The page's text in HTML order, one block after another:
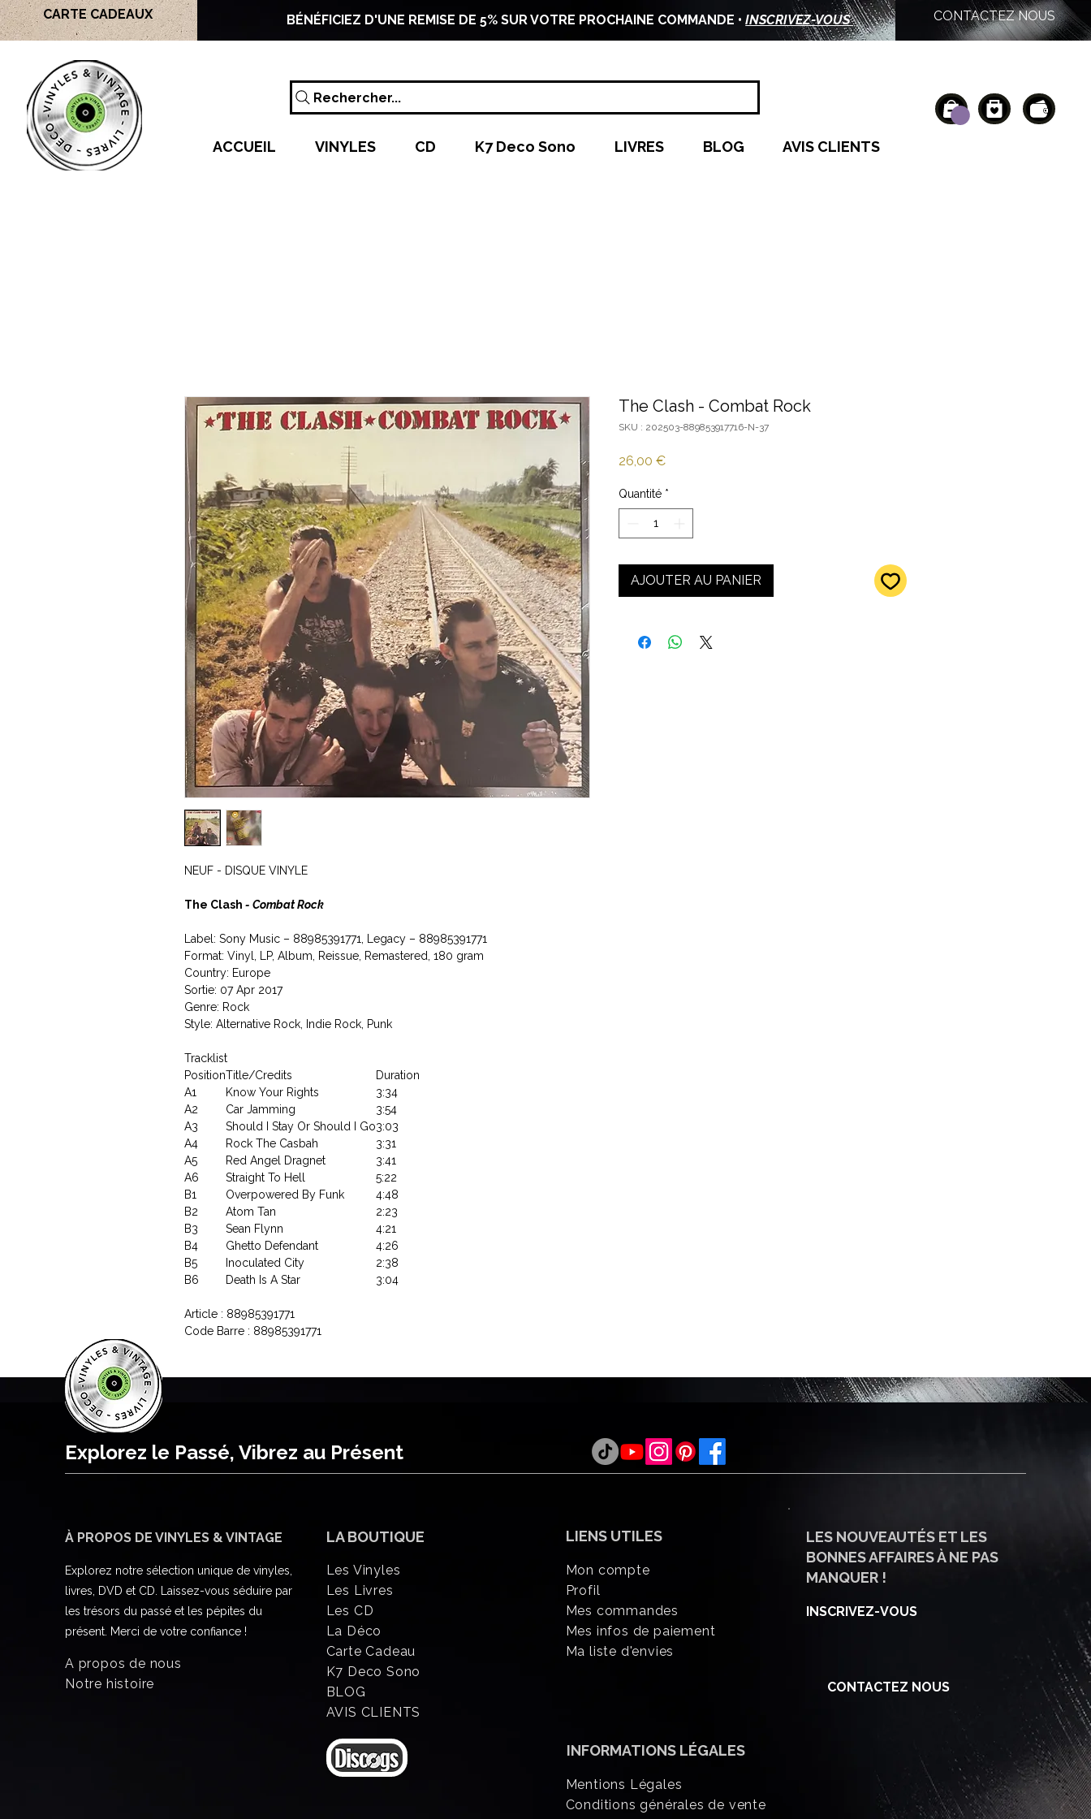
CARTE CADEAUX BÉNÉFICIEZ D'UNE REMISE DE 5% SUR VOTRE PROCHAINE COMMANDE •INSCRIVEZ-VOUS CONTACTEZ NOUS
Rechercher...
ACCUEIL VINYLES CD K7 Deco Sono LIVRES BLOG AVIS CLIENTS
NEUF - DISQUE VINYLE
The Clash - Combat Rock
Label: Sony Music ‎– 88985391771, Legacy ‎– 88985391771
Format: Vinyl, LP, Album, Reissue, Remastered, 180 gram
Country: Europe
Sortie: 07 Apr 2017
Genre: Rock
Style: Alternative Rock, Indie Rock, Punk
Tracklist
PositionTitle/Credits
Duration
A1
Know Your Rights
3:34
A2
Car Jamming
3:54
A3
Should I Stay Or Should I Go3:03
A4
Rock The Casbah
3:31
A5
Red Angel Dragnet
3:41
A6
Straight To Hell
5:22
B1
Overpowered By Funk
4:48
B2
Atom Tan
2:23
B3
Sean Flynn
4:21
B4
Ghetto Defendant
4:26
B5
Inoculated City
2:38
B6
Death Is A Star 3:04
Article : 88985391771
Code Barre : 88985391771
The Clash - Combat Rock
SKU : 202503-889853917716-N-37
26,00 €Prix
Quantité *
AJOUTER AU PANIER
Explorez le Passé, Vibrez au Présent
À PROPOS DE VINYLES & VINTAGE
Explorez notre sélection unique de vinyles,
livres, DVD et CD. Laissez-vous séduire par
les trésors du passé et les pépites du
présent. Merci de votre confiance !
A propos de nous
Notre histoire
LA BOUTIQUE
Les Vinyles
Les Livres
Les CD
La Déco
Carte Cadeau
K7 Deco Sono
BLOG
AVIS CLIENTS
LIENS UTILES
Mon compte
Profil
Mes commandes
Mes infos de paiement
Ma liste d'envies
INFORMATIONSLÉGALES
Mentions Légales
Conditions générales de vente
LES NOUVEAUTÉS ET LES
BONNES AFFAIRES À NE PAS
MANQUER !
INSCRIVEZ-VOUS
CONTACTEZ NOUS